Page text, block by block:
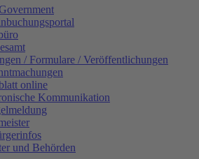
/ Formulare / Veröffentlichungen
online
Kommunikation
und Behörden